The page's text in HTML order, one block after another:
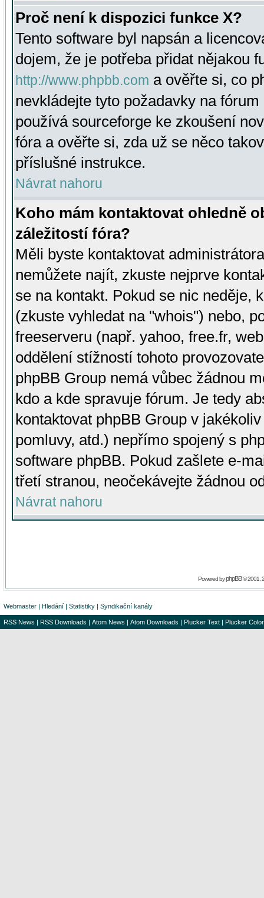
Proč není k dispozici funkce X?
Tento software byl napsán a
dojem, že je potřeba přidat nějakou
http://www.phpbb.com a ověřte si, co
nevkládejte tyto požadavky na
používá sourceforge ke zkoušení
fóra a ověřte si, zda už se něco
příslušné instrukce.
Návrat nahoru
Koho mám kontaktovat ohledně
záležitostí fóra?
Měli byste kontaktovat
nemůžete najít, zkuste nejprve
se na kontakt. Pokud se nic neděje,
(zkuste vyhledat na "whois") nebo,
freeserveru (např. yahoo, free.fr,
oddělení stížností tohoto
phpBB Group nemá vůbec žádnou
kdo a kde spravuje fórum. Je tedy
kontaktovat phpBB Group v
pomluvy, atd.) nepřímo spojený s
software phpBB. Pokud zašlete e-
třetí stranou, neočekávejte žádnou
Návrat nahoru
Powered byphpBB© 2001,
Webmaster | Hledání | Statistiky | Syndikační kanály
RSS News | RSS Downloads | Atom News | Atom Downloads | Plucker Text | Plucker Color